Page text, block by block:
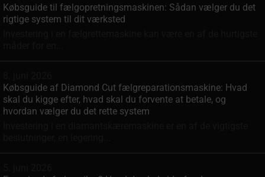
Købsguide til fælgopretningsmaskinen: Sådan vælger du det
rigtige system til dit værksted
Købsguide af Diamond Cut fælgreparationsmaskine: Hvad
skal du kigge efter, hvad skal du forvente at betale, og
hvordan vælger du det rette system